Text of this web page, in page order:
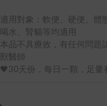
適用對象：軟便、硬便、體
喝水、腎貓等均適用
本品不具療效，有任何問題
獸醫師
🖤30天份，每日一顆，足量